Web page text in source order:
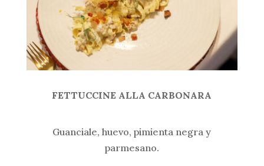
FETTUCCINE ALLA CARBONARA
Guanciale, huevo, pimienta negra y
parmesano.